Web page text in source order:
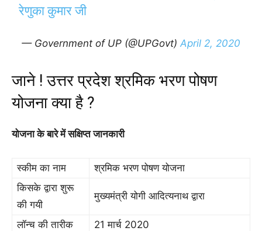
रेणुका कुमार जी
— Government of UP (@UPGovt) April 2, 2020
जाने ! उत्तर प्रदेश श्रमिक भरण पोषण
योजना क्या है ?
योजना के बारे में सक्षिप्त जानकारी
स्कीम का नाम
श्रमिक भरण पोषण योजना
किसके द्वारा शुरू
की गयी
मुख्यमंत्री योगी आदित्यनाथ द्वारा
लॉन्च की तारीक 21 मार्च 2020